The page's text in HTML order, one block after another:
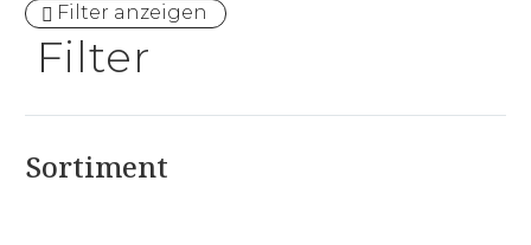
Filter anzeigen
Filter
Sortiment